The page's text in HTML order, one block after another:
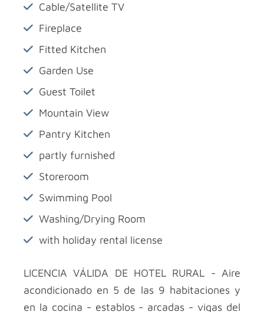
Cable/Satellite TV
Fireplace
Fitted Kitchen
Garden Use
Guest Toilet
Mountain View
Pantry Kitchen
partly furnished
Storeroom
Swimming Pool
Washing/Drying Room
with holiday rental license
LICENCIA VÁLIDA DE HOTEL RURAL - Aire
acondicionado en 5 de las 9 habitaciones y
en la cocina - establos - arcadas - vigas del